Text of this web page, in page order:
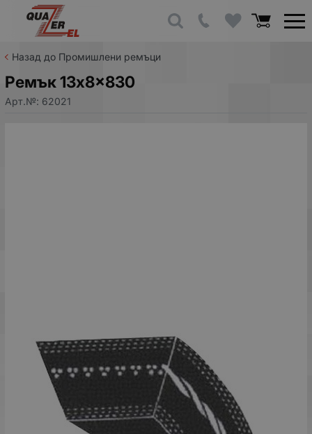
Назад до Промишлени ремъци
Ремък 13x8x830
Арт.№: 62021